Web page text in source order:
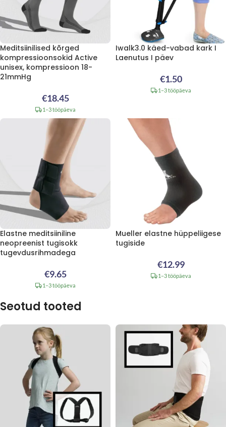
Meditsiinilised kõrged
kompressioonsokid Active
unisex, kompressioon 18-
21mmHg
€18.45
1–3 tööpäeva
Iwalk3.0 käed-vabad kark I
Laenutus I päev
€1.50
1–3 tööpäeva
Elastne meditsiiniline
neopreenist tugisokk
tugevdusrihmadega
€9.65
1–3 tööpäeva
Mueller elastne hüppeliigese
tugiside
€12.99
1–3 tööpäeva
Seotud tooted